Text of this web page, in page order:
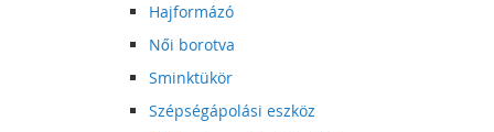
Hajformázó
Női borotva
Sminktükör
Szépségápolási eszköz